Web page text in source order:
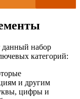
данный набор
категорий:
и другим
цифры и